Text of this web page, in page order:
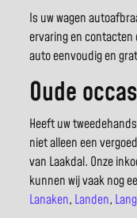
Is uw wagen
ervaring en contacten
auto eenvoudig en
Oude
Heeft uw
niet alleen een
van Laakdal. Onze
kunnen wij vaak nog
Lanaken, Landen,